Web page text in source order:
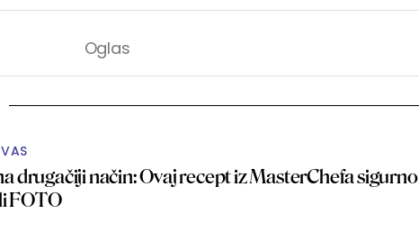
drugačiji način: Ovaj recept iz MasterChefa sigurno
FOTO